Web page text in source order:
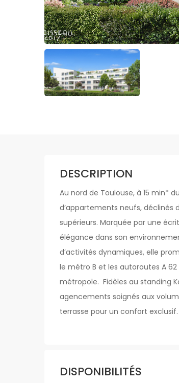
DESCRIPTION
Au nord de Toulouse, à 15 min*
d’appartements neufs, déclinés
supérieurs. Marquée par une
élégance dans son
d’activités dynamiques, elle
le métro B et les autoroutes A
métropole. Fidèles au standing
agencements soignés aux
terrasse pour un confort
DISPONIBILITÉS